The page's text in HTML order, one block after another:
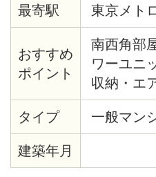
最寄駅 東京メト
おすすめ
ポイント
南西角部
ワーユニ
収納・エ
してあり
タイプ
一般マン
建築年月